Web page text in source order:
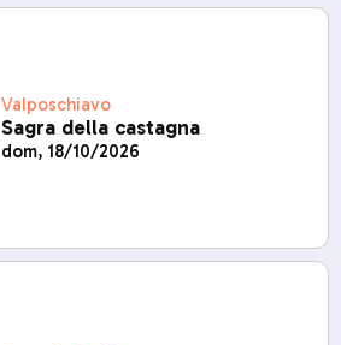
Valposchiavo
Sagra della castagna
dom, 18/10/2026